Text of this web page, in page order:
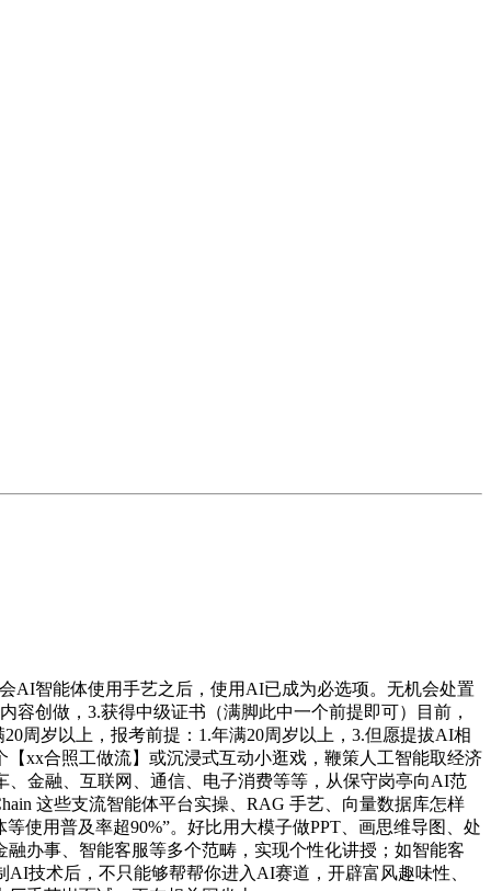
智能体使用手艺之后，使用AI已成为必选项。无机会处置
创做，3.获得中级证书（满脚此中一个前提即可）目前，
周岁以上，报考前提：1.年满20周岁以上，3.但愿提拔AI相
xx合照工做流】或沉浸式互动小逛戏，鞭策人工智能取经济
金融、互联网、通信、电子消费等等，从保守岗亭向AI范
这些支流智能体平台实操、RAG 手艺、向量数据库怎样
使用普及率超90%”。好比用大模子做PPT、画思维导图、处
办事、智能客服等多个范畴，实现个性化讲授；如智能客
技术后，不只能够帮帮你进入AI赛道，开辟富风趣味性、